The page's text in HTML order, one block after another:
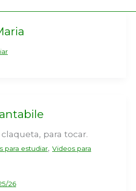
para tocar.
para estudiar, Videos para
26